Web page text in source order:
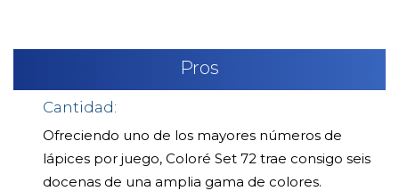
Pros
Cantidad:
Ofreciendo uno de los mayores números de
lápices por juego, Coloré Set 72 trae consigo seis
docenas de una amplia gama de colores.